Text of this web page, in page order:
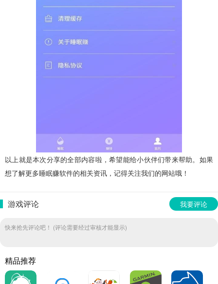
以上就是本次分享的全部内容啦，希望能给小伙伴们带来帮助。如果
想了解更多睡眠赚软件的相关资讯，记得关注我们的网站哦！
游戏评论 我要评论
快来抢先评论吧！ (评论需要经过审核才能显示)
精品推荐